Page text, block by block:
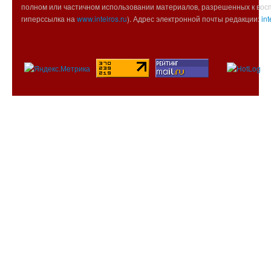
полном или частичном использовании материалов, разрешенных к
гиперссылка на www.intelros.ru). Адрес электронной почты редакции: